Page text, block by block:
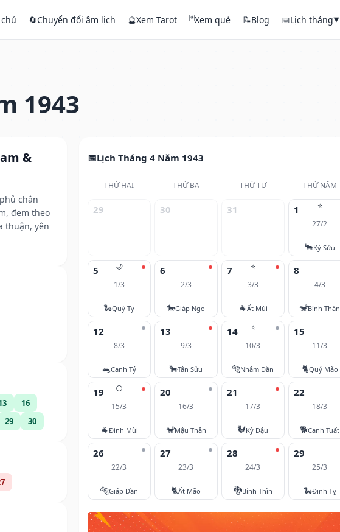
🔄Chuyển đổi âm lịch 🔮Xem Tarot 🃏Xem quẻ 📝Blog 📅Lịch tháng▼
1943
&
chân
đem theo
thuận, yên
16
29 30
Lịch Tháng 4 Năm 1943
THỨ HAI THỨ BA THỨ TƯ THỨ NĂM
29 30 31 ⭐
1
27/2
🐂Kỷ Sửu
🌙
5
1/3
🐍Quý Tỵ
6
2/3
🐎Giáp Ngọ
⭐
7
3/3
🐐Ất Mùi
8
4/3
🐒Bính Thân
12
8/3
🐀Canh Tý
13
9/3
🐂Tân Sửu
⭐
14
10/3
🐅Nhâm Dần
15
11/3
🐈Quý Mão
🌕
19
15/3
🐐Đinh Mùi
20
16/3
🐒Mậu Thân
21
17/3
🐓Kỷ Dậu
22
18/3
🐕Canh Tuất
26
22/3
🐅Giáp Dần
27
23/3
🐈Ất Mão
28
24/3
🐉Bính Thìn
29
25/3
🐍Đinh Tỵ